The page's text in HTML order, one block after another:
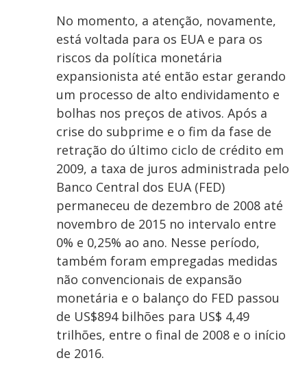
No momento, a atenção, novamente,
está voltada para os EUA e para os
riscos da política monetária
expansionista até então estar gerando
um processo de alto endividamento e
bolhas nos preços de ativos. Após a
crise do subprime e o fim da fase de
retração do último ciclo de crédito em
2009, a taxa de juros administrada pelo
Banco Central dos EUA (FED)
permaneceu de dezembro de 2008 até
novembro de 2015 no intervalo entre
0% e 0,25% ao ano. Nesse período,
também foram empregadas medidas
não convencionais de expansão
monetária e o balanço do FED passou
de US$894 bilhões para US$ 4,49
trilhões, entre o final de 2008 e o início
de 2016.